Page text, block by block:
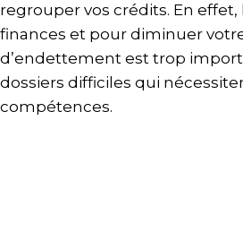
regrouper vos crédits. En effet,
finances et pour diminuer
d’endettement est trop
dossiers difficiles qui
compétences.